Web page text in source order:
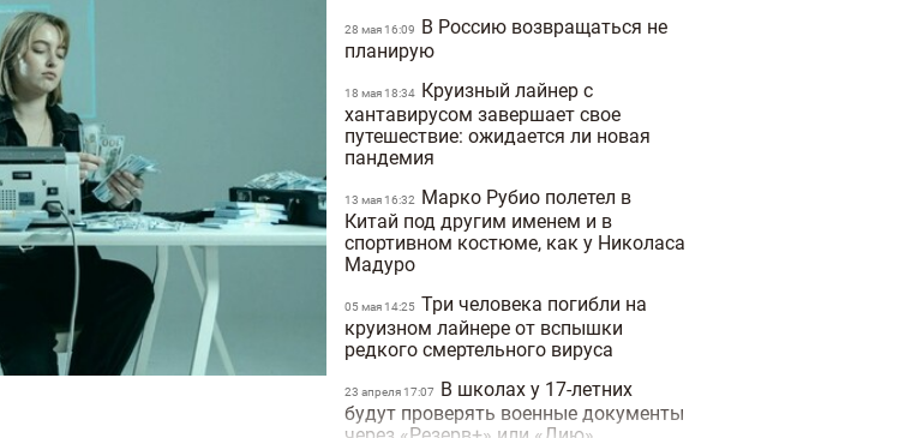
28 мая 16:09
В Россию возвращаться не
планирую
18 мая 18:34 Круизный лайнер с
хантавирусом завершает свое
путешествие: ожидается ли новая
пандемия
13 мая 16:32
Марко Рубио полетел в
Китай под другим именем и в
спортивном костюме, как у Николаса
Мадуро
05 мая 14:25 Три человека погибли на
круизном лайнере от вспышки
редкого смертельного вируса
23 апреля 17:07
В школах у 17-летних
будут проверять военные документы